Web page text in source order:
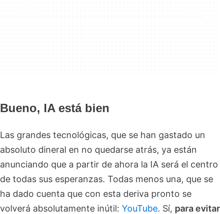
Bueno, IA está bien
Las grandes tecnológicas, que se han gastado un
absoluto dineral en no quedarse atrás, ya están
anunciando que a partir de ahora la IA será el centro
de todas sus esperanzas. Todas menos una, que se
ha dado cuenta que con esta deriva pronto se
volverá absolutamente inútil: YouTube. Sí, para evitar